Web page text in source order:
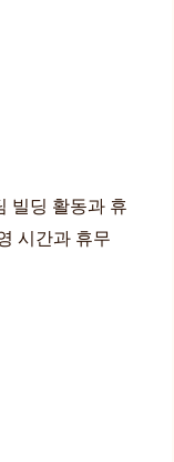
빌딩 활동과 휴
시간과 휴무